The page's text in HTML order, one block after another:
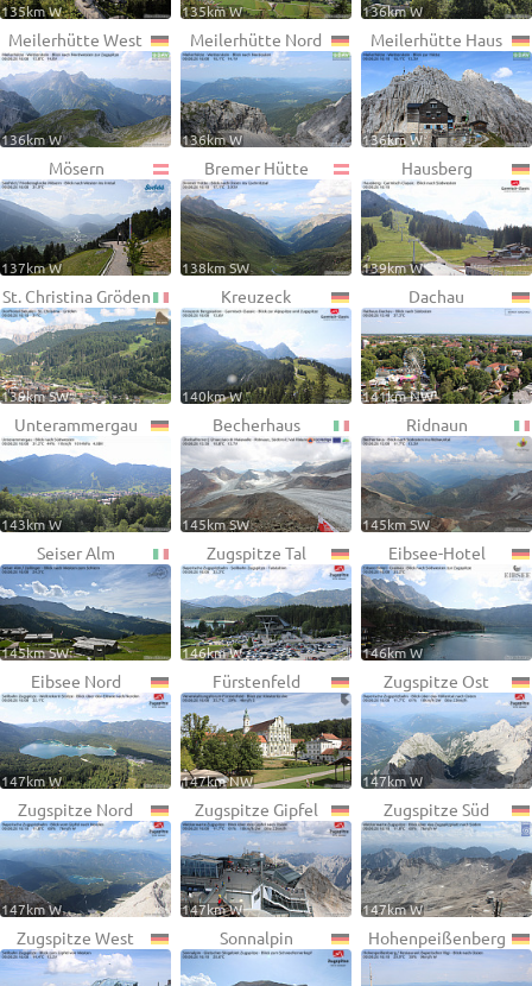
135km W 135km W 136km W
Meilerhütte West
136km W
Meilerhütte Nord
136km W
Meilerhütte Haus
136km W
Mösern
137km W
Bremer Hütte
138km SW
Hausberg
139km W
St. Christina Gröden
139km SW
Kreuzeck
140km W
Dachau
141km NW
Unterammergau
143km W
Becherhaus
145km SW
Ridnaun
145km SW
Seiser Alm
145km SW
Zugspitze Tal
146km W
Eibsee-Hotel
146km W
Eibsee Nord
147km W
Fürstenfeld
147km NW
Zugspitze Ost
147km W
Zugspitze Nord
147km W
Zugspitze Gipfel
147km W
Zugspitze Süd
147km W
Zugspitze West Sonnalpin Hohenpeißenberg